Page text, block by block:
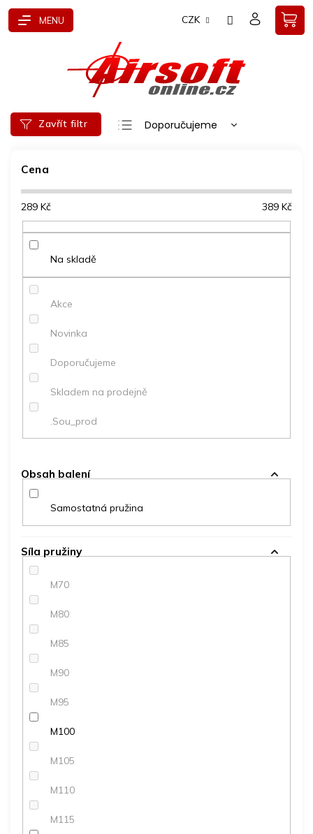
Přejít
CZK
Ř
a
í
r
u
Doporučujeme
Nejprodávanější
Zavřít filtr
Cena
289 Kč 389 Kč
Na skladě
Akce
Novinka
Doporučujeme
Skladem na prodejně
.Sou_prod
Obsah balení
Samostatná pružina
Síla pružiny
M70
M80
M85
M90
M95
M100
M105
M110
M115